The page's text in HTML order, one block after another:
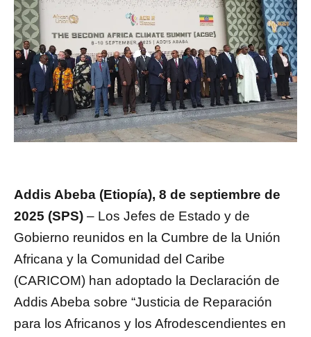
Addis Abeba (Etiopía), 8 de septiembre de
2025 (SPS) – Los Jefes de Estado y de
Gobierno reunidos en la Cumbre de la Unión
Africana y la Comunidad del Caribe
(CARICOM) han adoptado la Declaración de
Addis Abeba sobre “Justicia de Reparación
para los Africanos y los Afrodescendientes en